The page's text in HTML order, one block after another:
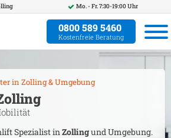
Mo. - Fr. 7:30-19:00 Uhr
0800 589 5460
Kostenfreie Beratung
in Zolling& Umgebung
Spezialist inZollingund Umgebung.